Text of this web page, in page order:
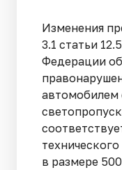
Изменения
3.1 статьи
Федерации
автомобилем
в размере